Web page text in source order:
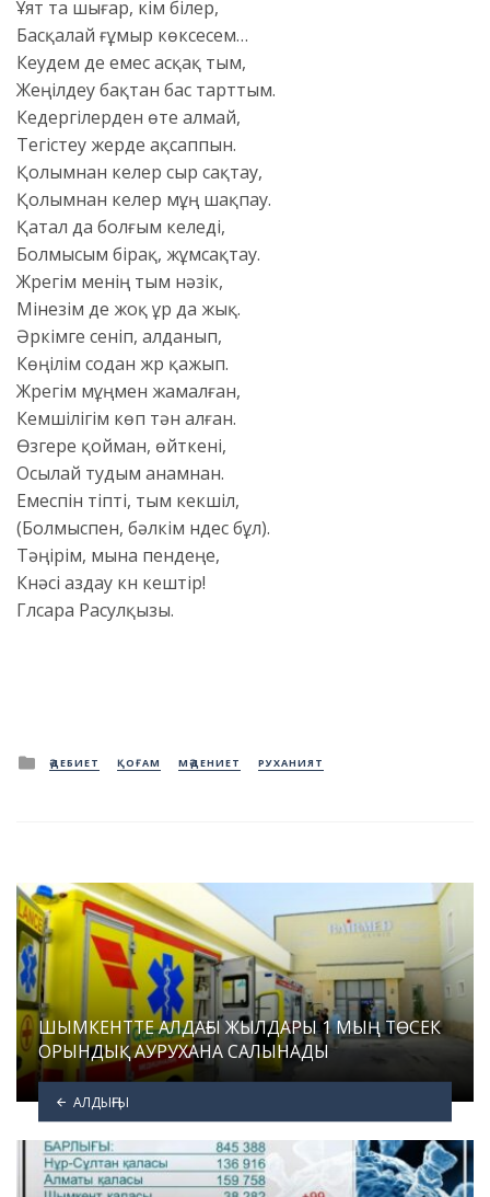
Ұят та шығар, кім білер,
Басқалай ғұмыр көксесем…
Кеудем де емес асқақ тым,
Жеңілдеу бақтан бас тарттым.
Кедергілерден өте алмай,
Тегістеу жерде ақсаппын.
Қолымнан келер сыр сақтау,
Қолымнан келер мұң шақпау.
Қатал да болғым келеді,
Болмысым бірақ, жұмсақтау.
Жүрегім менің тым нәзік,
Мінезім де жоқ ұр да жық.
Әркімге сеніп, алданып,
Көңілім содан жүр қажып.
Жүрегім мұңмен жамалған,
Кемшілігім көп тән алған.
Өзгере қойман, өйткені,
Осылай тудым анамнан.
Емеспін тіпті, тым кекшіл,
(Болмыспен, бәлкім үндес бұл).
Тәңірім, мына пендеңе,
Күнәсі аздау күн кештір!
Гүлсара Расулқызы.
Posted
in
ӘДЕБИЕТ ҚОҒАМ МӘДЕНИЕТ РУХАНИЯТ
ШЫМКЕНТТЕ АЛДАҒЫ ЖЫЛДАРЫ 1 МЫҢ ТӨСЕК
ОРЫНДЫҚ АУРУХАНА САЛЫНАДЫ
АЛДЫҢҒЫ